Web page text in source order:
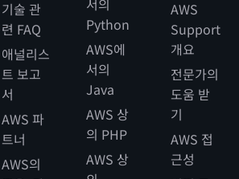
기술 관
련 FAQ
애널리스
트 보고
서
AWS 파
트너
AWS의
Python
AWS에
서의
Java
AWS 상
의 PHP
AWS 상
AWS
Support
개요
전문가의
도움 받
기
AWS 접
근성